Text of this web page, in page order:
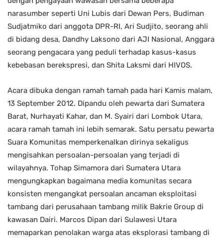
narasumber seperti Uni Lubis dari Dewan Pers, Budiman
Sudjatmiko dari anggota DPR-RI, Ari Sudjito, seorang ahli
di bidang desa, Dandhy Laksono dari AJI Nasional, Anggara
seorang pengacara yang peduli terhadap kasus-kasus
kebebasan berekspresi, dan Shita Laksmi dari HIVOS.
Acara dibuka dengan ramah tamah pada hari Kamis malam,
13 September 2012. Dipandu oleh pewarta dari Sumatera
Barat, Nurhayati Kahar, dan M. Syairi dari Lombok Utara,
acara ramah tamah ini lebih semarak. Satu persatu pewarta
Suara Komunitas memperkenalkan dirinya sekaligus
mengisahkan persoalan-persoalan yang terjadi di
wilayahnya. Tohap Simamora dari Sumatera Utara
mengungkapkan bagaimana media komunitas secara
konsisten mengangkat persoalan ancaman eksploitasi
tambang dari perusahaan tambang milik Bakrie Group di
kawasan Dairi. Marcos Dipan dari Sulawesi Utara
memaparkan penolakan warga atas eksplorasi tambang di